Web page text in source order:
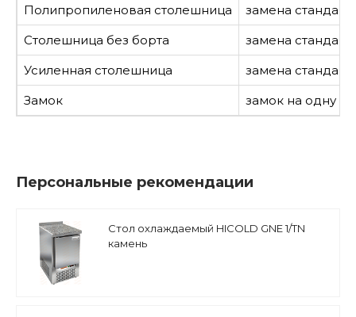
Полипропиленовая столешница
замена
Столешница без борта
замена
Усиленная столешница
замена
Замок
замок на одну
Персональные рекомендации
Стол охлаждаемый HICOLD GNE 1/TN
камень